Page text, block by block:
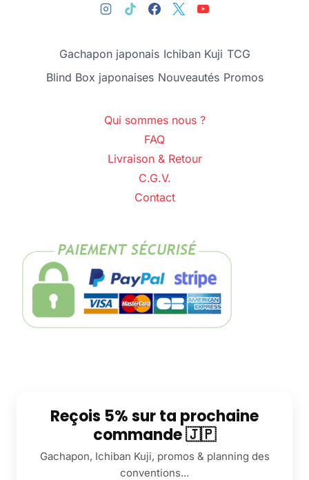
Gachapon japonais Ichiban Kuji TCG
Blind Box japonaises Nouveautés Promos
Qui sommes nous ?
FAQ
Livraison & Retour
C.G.V.
Contact
Reçois 5% sur ta prochaine
commande 🇯🇵
Gachapon, Ichiban Kuji, promos & planning des
conventions...